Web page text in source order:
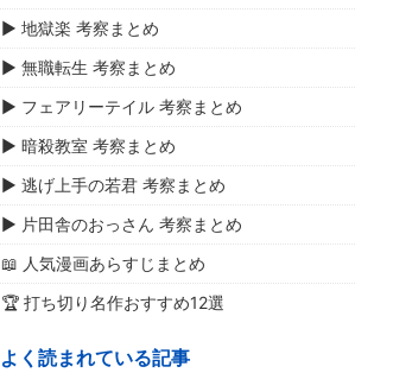
▶ 地獄楽 考察まとめ
▶ 無職転生 考察まとめ
▶ フェアリーテイル 考察まとめ
▶ 暗殺教室 考察まとめ
▶ 逃げ上手の若君 考察まとめ
▶ 片田舎のおっさん 考察まとめ
📖 人気漫画あらすじまとめ
🏆 打ち切り名作おすすめ12選
よく読まれている記事